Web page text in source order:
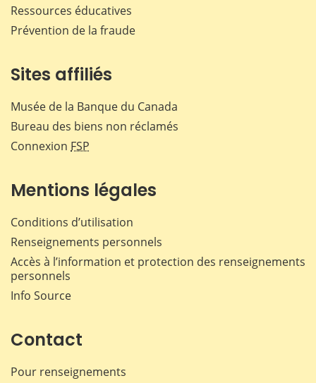
Ressources éducatives
Prévention de la fraude
Sites affiliés
Musée de la Banque du Canada
Bureau des biens non réclamés
Connexion FSP
Mentions légales
Conditions d’utilisation
Renseignements personnels
Accès à l’information et protection des renseignements
personnels
Info Source
Contact
Pour renseignements